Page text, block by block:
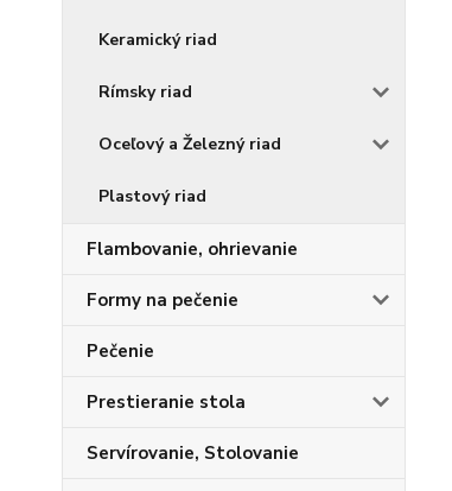
Keramický riad
Rímsky riad
Oceľový a Železný riad
Plastový riad
Flambovanie, ohrievanie
Formy na pečenie
Pečenie
Prestieranie stola
Servírovanie, Stolovanie